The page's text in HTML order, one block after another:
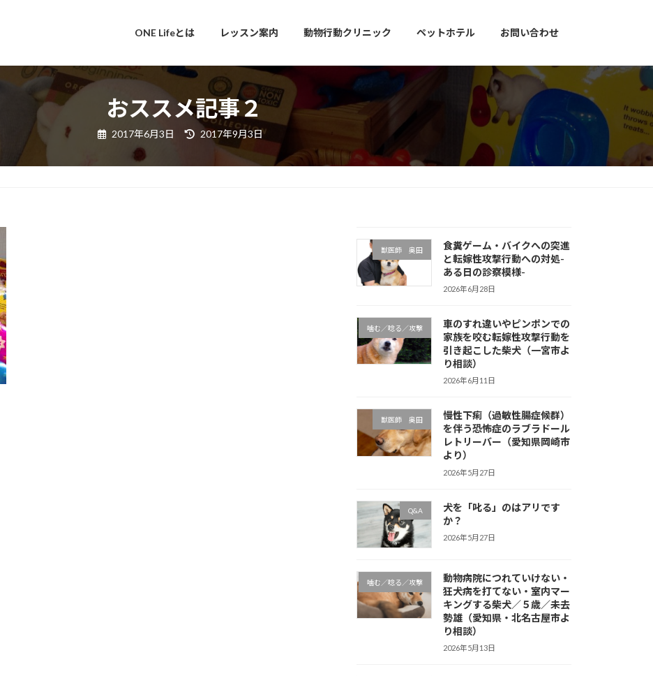
ONE Lifeとは レッスン案内 動物行動クリニック ペットホテル お問い合わせ
おススメ記事２
2017年6月3日
最
2017年9月3日
獣医師 奥田
食糞ゲーム・バイクへの突進
と転嫁性攻撃行動への対処-
ある日の診察模様-
2026年6月28日
噛む／唸る／攻撃
車のすれ違いやピンポンでの
家族を咬む転嫁性攻撃行動を
引き起こした柴犬（一宮市よ
り相談）
2026年6月11日
獣医師 奥田
慢性下痢（過敏性腸症候群）
を伴う恐怖症のラブラドール
レトリーバー（愛知県岡崎市
より）
2026年5月27日
Q&A
犬を「叱る」のはアリです
か？
2026年5月27日
噛む／唸る／攻撃
動物病院につれていけない・
狂犬病を打てない・室内マー
キングする柴犬／５歳／未去
勢雄（愛知県・北名古屋市よ
り相談）
2026年5月13日